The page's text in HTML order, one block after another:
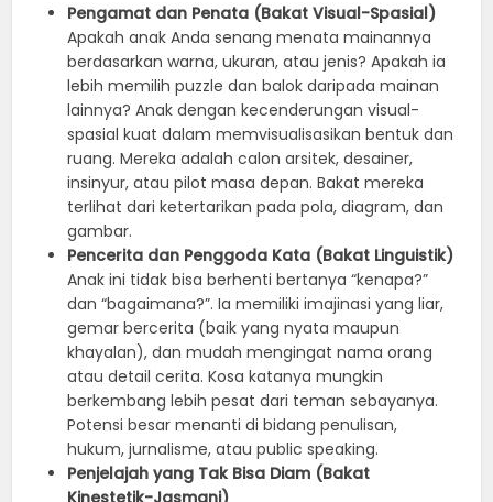
Pengamat dan Penata (Bakat Visual-Spasial)
Apakah anak Anda senang menata mainannya
berdasarkan warna, ukuran, atau jenis? Apakah ia
lebih memilih puzzle dan balok daripada mainan
lainnya? Anak dengan kecenderungan visual-
spasial kuat dalam memvisualisasikan bentuk dan
ruang. Mereka adalah calon arsitek, desainer,
insinyur, atau pilot masa depan. Bakat mereka
terlihat dari ketertarikan pada pola, diagram, dan
gambar.
Pencerita dan Penggoda Kata (Bakat Linguistik)
Anak ini tidak bisa berhenti bertanya “kenapa?”
dan “bagaimana?”. Ia memiliki imajinasi yang liar,
gemar bercerita (baik yang nyata maupun
khayalan), dan mudah mengingat nama orang
atau detail cerita. Kosa katanya mungkin
berkembang lebih pesat dari teman sebayanya.
Potensi besar menanti di bidang penulisan,
hukum, jurnalisme, atau public speaking.
Penjelajah yang Tak Bisa Diam (Bakat
Kinestetik-Jasmani)